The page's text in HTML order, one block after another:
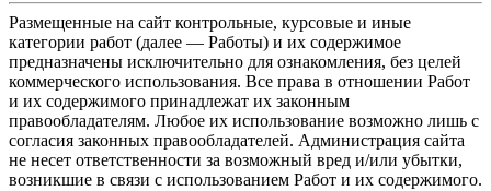
Размещенные на сайт контрольные, курсовые и иные
категории работ (далее — Работы) и их содержимое
предназначены исключительно для ознакомления, без целей
коммерческого использования. Все права в отношении Работ
и их содержимого принадлежат их законным
правообладателям. Любое их использование возможно лишь с
согласия законных правообладателей. Администрация сайта
не несет ответственности за возможный вред и/или убытки,
возникшие в связи с использованием Работ и их содержимого.